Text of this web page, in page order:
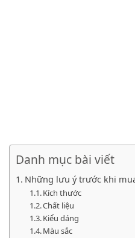
Danh mục bài viết
Những lưu ý trước khi
Kích thước
Chất liệu
Kiểu dáng
Màu sắc